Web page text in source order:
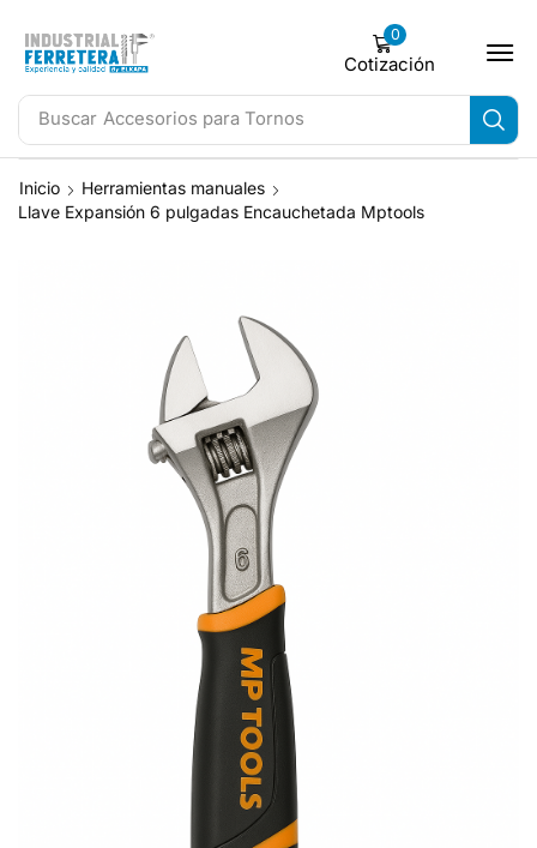
Buscar Accesorios para Tornos
0
Cotización
Inicio
Herramientas manuales
Llave Expansión 6 pulgadas Encauchetada Mptools